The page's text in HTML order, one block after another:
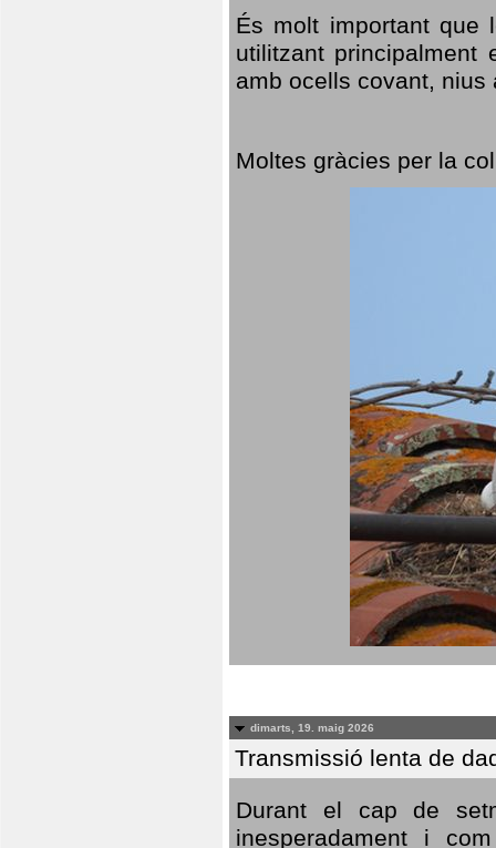
És molt important que
utilitzant
amb ocells covant,
Moltes gràcies per la
dimarts, 19. maig 2026
Transmissió lenta de
Durant el cap de
inesperadament i